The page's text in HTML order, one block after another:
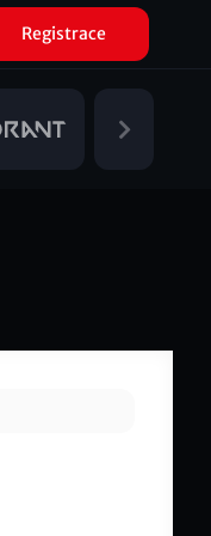
Registrace